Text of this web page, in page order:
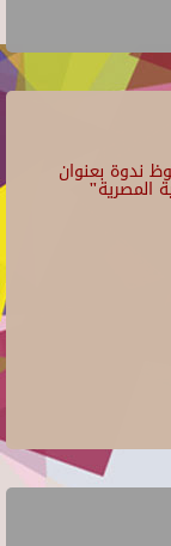
ندوة بعنوان
المصرية"